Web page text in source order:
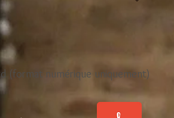
(format numérique uniquement)